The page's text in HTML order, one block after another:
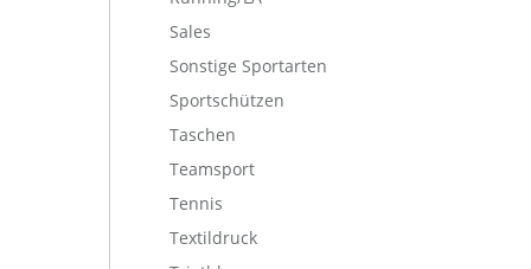
Sales
Sonstige Sportarten
Sportschützen
Taschen
Teamsport
Tennis
Textildruck